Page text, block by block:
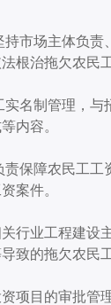
市场主体负
根治拖欠农民
名制管理，
内容。
责保障农民工
案件。
行业工程建设
致的拖欠农民
项目的审批管